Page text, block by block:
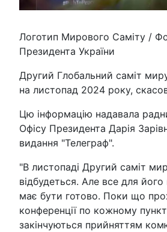
Логотип Мирового Саміту /
Президента України
Другий Глобальний саміт
на листопад 2024 року,
Цю інформацію надавала
Офісу Президента Дарія
видання "Телеграф".
"В листопаді Другий саміт
відбудеться. Але все для
має бути готово. Поки що
конференції по кожному
закінчуються прийняттям